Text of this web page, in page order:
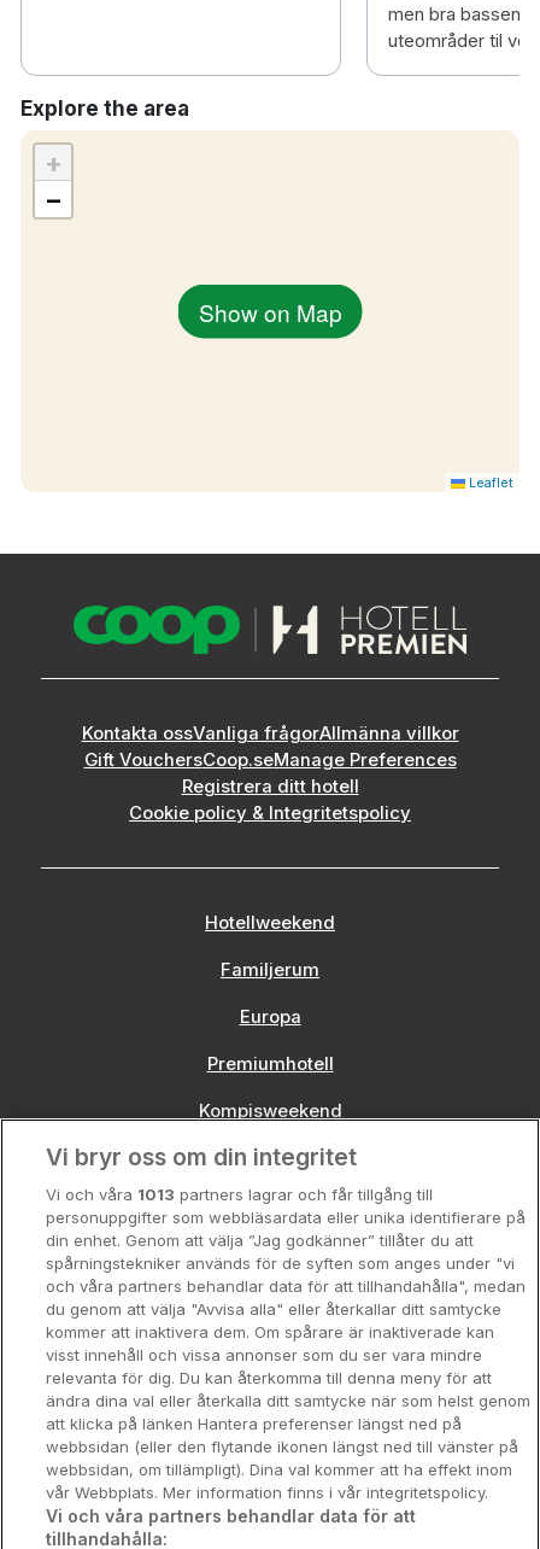
men bra basseng/
uteområder til
Explore the area
Show on Map
+
−
Leaflet
Kontakta ossVanliga frågorAllmänna villkor
Gift VouchersCoop.seManage Preferences
Registrera ditt hotell
Cookie policy & Integritetspolicy
Hotellweekend
Familjerum
Europa
Premiumhotell
Kompisweekend
Storstadsweekend
Hotellrum under 995 kr
Spahotell
Sydsverige
Om Hotellpremien
Nya hotell
Stadsweekend
Vi bryr oss om din integritet
Vi och våra 1013 partners lagrar och får tillgång till
personuppgifter som webbläsardata eller unika identifierare på
din enhet. Genom att välja ”Jag godkänner” tillåter du att
spårningstekniker används för de syften som anges under "vi
och våra partners behandlar data för att tillhandahålla", medan
du genom att välja "Avvisa alla" eller återkallar ditt samtycke
kommer att inaktivera dem. Om spårare är inaktiverade kan
visst innehåll och vissa annonser som du ser vara mindre
relevanta för dig. Du kan återkomma till denna meny för att
ändra dina val eller återkalla ditt samtycke när som helst genom
att klicka på länken Hantera preferenser längst ned på
webbsidan (eller den flytande ikonen längst ned till vänster på
webbsidan, om tillämpligt). Dina val kommer att ha effekt inom
vår Webbplats. Mer information finns i vår integritetspolicy.
Vi och våra partners behandlar data för att
tillhandahålla: